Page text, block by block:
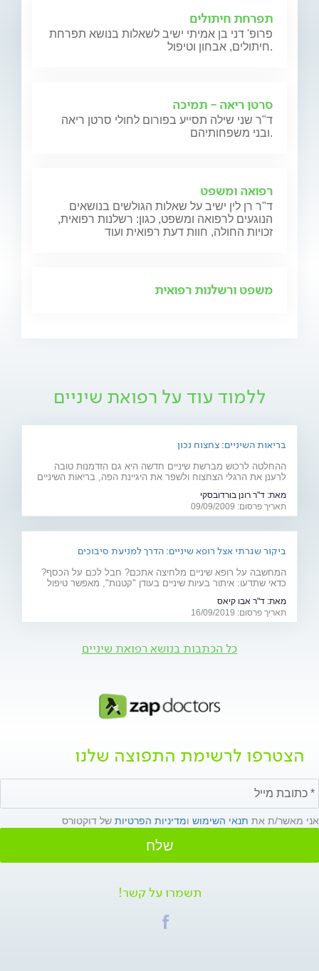
תפרחת חיתולים
פרופ' דני בן אמיתי ישיב לשאלות בנושא תפרחת
חיתולים, אבחון וטיפול.
סרטן ריאה - תמיכה
ד"ר שני שילה תסייע בפורום לחולי סרטן ריאה
ובני משפחותיהם.
רפואה ומשפט
ד"ר רן לין ישיב על שאלות הגולשים בנושאים
הנוגעים לרפואה ומשפט, כגון: רשלנות רפואית,
זכויות החולה, חוות דעת רפואית ועוד
משפט ורשלנות רפואית
ללמוד עוד על רפואת שיניים
בריאות השיניים: צחצוח נכון
ההחלטה לרכוש מברשת שיניים חדשה היא גם הזדמנות טובה
לרענן את הרגלי הצחצוח ולשפר את היגיינת הפה, בריאות השיניים
מאת: ד"ר רונן בורדובסקי
תאריך פרסום: 09/09/2009
ביקור שגרתי אצל רופא שיניים: הדרך למניעת סיבוכים
המחשבה על רופא שיניים מלחיצה אתכם? חבל לכם על הכסף?
כדאי שתדעו: איתור בעיות שיניים בעודן "קטנות", מאפשר טיפול
השיניים ועל ניקוי על ידי שיננית
מאת: ד"ר אבו קיאס
תאריך פרסום: 16/09/2019
כל הכתבות בנושא רפואת שיניים
הצטרפו לרשימת התפוצה שלנו
אני מאשר/ת את תנאי השימוש ומדיניות הפרטיות של דוקטורס
שלח
תשמרו על קשר!